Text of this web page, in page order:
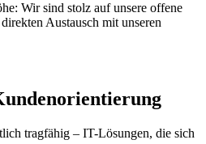
Wir sind stolz auf unsere offene
Austausch mit unseren
tragfähig – IT-Lösungen, die sich